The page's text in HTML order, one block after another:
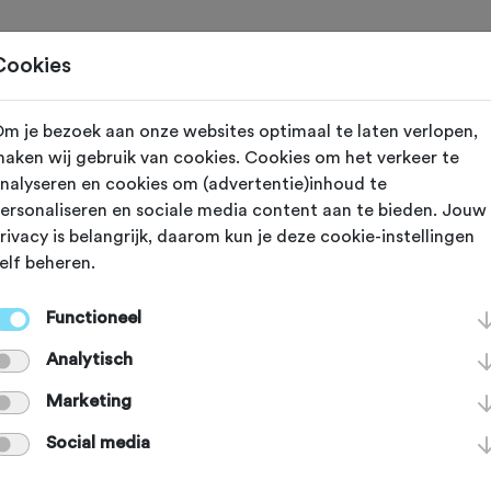
de schitterende Col de la Croix
een geologisch bijzonder
piramides zijn gedurende de
erosie en leveren een imposant
je bezoek aan onze websites optimaal te laten verlopen,
wij gebruik van cookies. Cookies om het verkeer te
en cookies om (advertentie)inhoud te
en sociale media content aan te bieden. Jouw
is belangrijk, daarom kun je deze cookie-instellingen
beheren.
Functioneel
Analytisch
Marketing
Social media